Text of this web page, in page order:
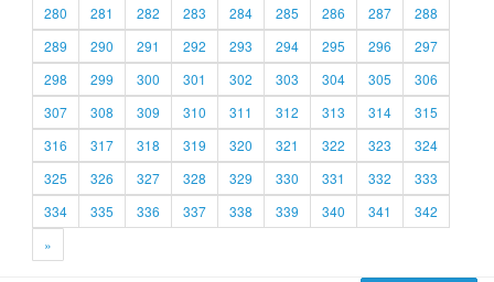
280
281 282 283 284 285 286 287
288
289
290 291 292 293 294 295 296
297
298
299 300 301 302 303 304 305
306
307
308 309 310 311 312 313 314
315
316
317 318 319 320 321 322 323
324
325
326 327 328 329 330 331 332
333
334
335 336 337 338 339 340 341
342
»